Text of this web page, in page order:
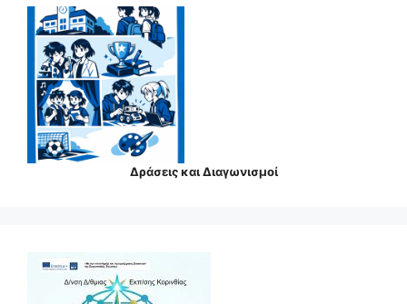
Δράσεις και Διαγωνισμοί